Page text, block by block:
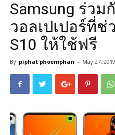
Samsung ร่วม
วอลเปเปอร์ที่
S10 ให้ใช้ฟรี
By piphat phoemphan - May 27, 2019